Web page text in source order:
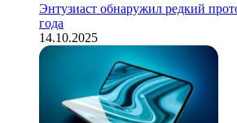
Энтузиаст обнаружил редкий
года
14.10.2025